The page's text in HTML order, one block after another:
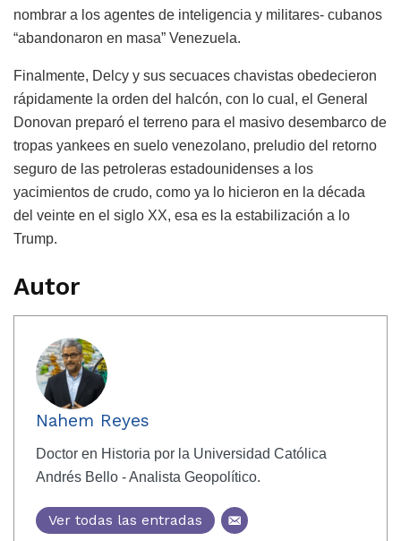
nombrar a los agentes de inteligencia y militares- cubanos
“abandonaron en masa” Venezuela.
Finalmente, Delcy y sus secuaces chavistas obedecieron
rápidamente la orden del halcón, con lo cual, el General
Donovan preparó el terreno para el masivo desembarco de
tropas yankees en suelo venezolano, preludio del retorno
seguro de las petroleras estadounidenses a los
yacimientos de crudo, como ya lo hicieron en la década
del veinte en el siglo XX, esa es la estabilización a lo
Trump.
Autor
Nahem Reyes
Doctor en Historia por la Universidad Católica
Andrés Bello - Analista Geopolítico.
Ver todas las entradas